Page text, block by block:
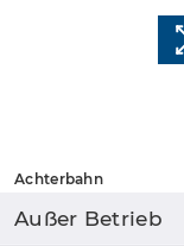
Achterbahn
Außer Betrieb